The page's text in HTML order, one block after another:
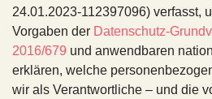
24.01.2023-112397096) verfasst,
Vorgaben der Datenschutz-
2016/679 und anwendbaren
erklären, welche
wir als Verantwortliche – und die